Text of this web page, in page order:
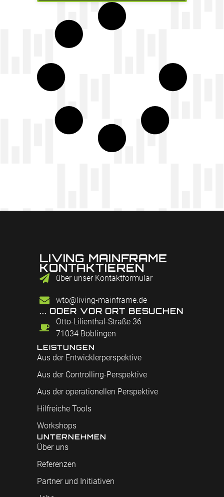
LIVING MAINFRAME
KONTAKTIEREN
über unser Kontaktformular
wto@living-mainframe.de
... ODER VOR ORT BESUCHEN
Otto-Lilienthal-Straße 36
71034 Böblingen
LEISTUNGEN
Aus der Entwicklerperspektive
Aus der Controlling-Perspektive
Aus der operationellen Perspektive
Hilfreiche Tools
Workshops
UNTERNEHMEN
Über uns
Referenzen
Partner und Initiativen